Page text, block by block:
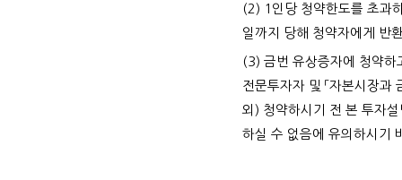
(2) 1인당 청약한도를 초과
일까지 당해 청약자에게 반
(3) 금번 유상증자에 청약하
전문투자자 및 「자본시장
외) 청약하시기 전 본 투자
하실 수 없음에 유의하시기